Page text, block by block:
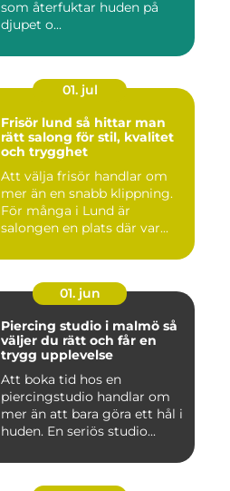
som återfuktar huden på
djupet o...
01. jul
Frisör lund så hittar man
rätt salong för stil, kvalitet
och trygghet
Att välja frisör handlar om
mer än en snabb klippning.
För många i Lund är
salongen en plats där var...
01. jun
Piercing studio i malmö så
väljer du rätt och får en
trygg upplevelse
Att boka tid hos en
piercingstudio handlar om
mer än att bara göra ett hål i
huden. En seriös studio...